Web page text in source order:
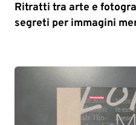
Ritratti tra arte e
segreti per immagini